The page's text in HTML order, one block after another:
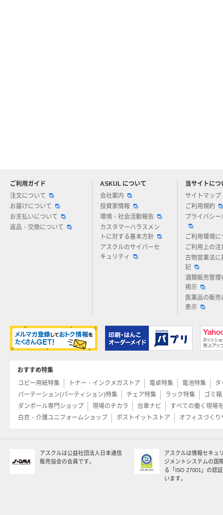
ご利用ガイド
注文について
お届けについて
お支払いについて
返品・交換について
ASKUL について
会社案内
投資家情報
環境・社会活動報告
カスタマーハラスメン
トに対する基本方針
アスクルのサイバーセ
キュリティ
当サイトにつ
サイトマップ
ご利用規約
プライバシー
ご利用環境に
ご利用上の注
古物営業法に
記
酒類販売管理
掲示
医薬品の販売
表示
アスクルについてお気軽にご質問ください
おすすめ特集
コピー用紙特集
トナー・インクメガストア 電卓特集 電池特集
タ
パーテーション(パーティション)特集
チェア特集 ラック特集
ゴミ
ダンボール専門ショップ
現場のチカラ 台車ナビ
すべての働く現場
白衣・介護ユニフォームショップ
ポストイットストア オフィスづくり
アスクルは公益社団法人日本通信
販売協会の会員です。
アスクルは情報セキュ
ジメントシステムの国
る「ISO 27001」の認
います。